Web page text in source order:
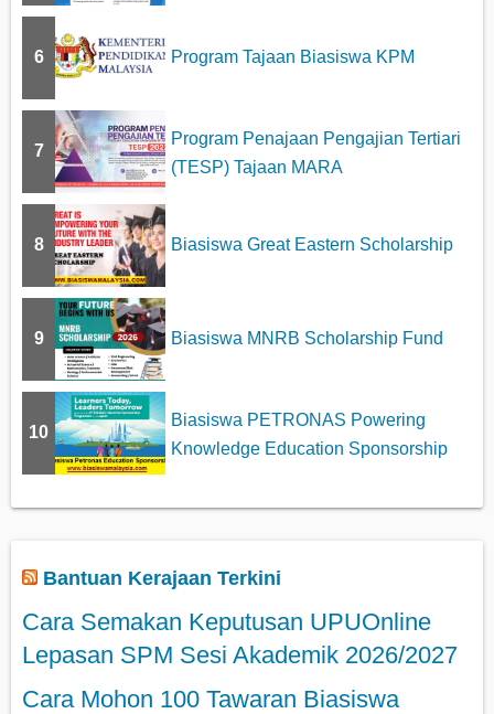
6 Program Tajaan Biasiswa KPM
7
Program Penajaan Pengajian Tertiari
(TESP) Tajaan MARA
8 Biasiswa Great Eastern Scholarship
9 Biasiswa MNRB Scholarship Fund
10
Biasiswa PETRONAS Powering
Knowledge Education Sponsorship
Bantuan Kerajaan Terkini
Cara Semakan Keputusan UPUOnline
Lepasan SPM Sesi Akademik 2026/2027
Cara Mohon 100 Tawaran Biasiswa